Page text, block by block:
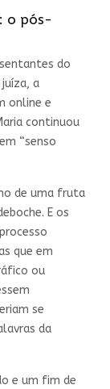
o pós-
do
a
online e
continuou
“senso
de uma fruta
E os
que em
ou
se
da
e um fim de